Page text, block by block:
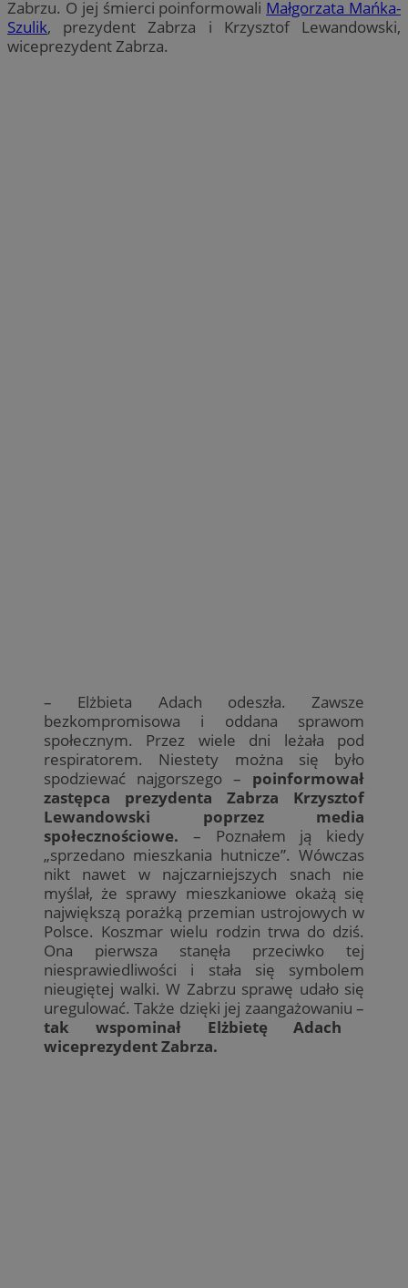
Zabrzu. O jej śmierci poinformowali Małgorzata Mańka-
Szulik, prezydent Zabrza i Krzysztof Lewandowski,
wiceprezydent Zabrza.
– Elżbieta Adach odeszła. Zawsze
bezkompromisowa i oddana sprawom
społecznym. Przez wiele dni leżała pod
respiratorem. Niestety można się było
spodziewać najgorszego – poinformował
zastępca prezydenta Zabrza Krzysztof
Lewandowski poprzez media
społecznościowe. – Poznałem ją kiedy
„sprzedano mieszkania hutnicze”. Wówczas
nikt nawet w najczarniejszych snach nie
myślał, że sprawy mieszkaniowe okażą się
największą porażką przemian ustrojowych w
Polsce. Koszmar wielu rodzin trwa do dziś.
Ona pierwsza stanęła przeciwko tej
niesprawiedliwości i stała się symbolem
nieugiętej walki. W Zabrzu sprawę udało się
uregulować. Także dzięki jej zaangażowaniu –
tak wspominał Elżbietę Adach
wiceprezydent Zabrza.